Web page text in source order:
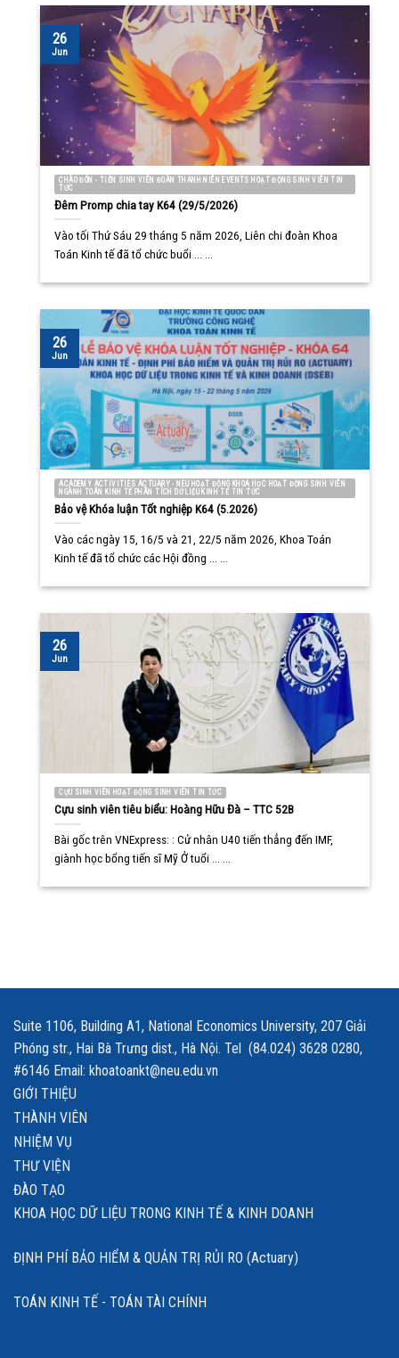
CHÀO ĐÓN - TIỄN SINH VIÊN ĐOÀN THANH NIÊN EVENTS HOẠT ĐỘNG SINH VIÊN TIN
TỨC
Đêm Promp chia tay K64 (29/5/2026)
Vào tối Thứ Sáu 29 tháng 5 năm 2026, Liên chi đoàn Khoa
Toán Kinh tế đã tổ chức buổi ... ...
26
Jun
ACADEMY ACTIVITIES ACTUARY - NEU HOẠT ĐỘNG KHOA HỌC HOẠT ĐỘNG SINH VIÊN
NGÀNH TOÁN KINH TẾ PHÂN TÍCH DỮ LIỆU KINH TẾ TIN TỨC
Bảo vệ Khóa luận Tốt nghiệp K64 (5.2026)
Vào các ngày 15, 16/5 và 21, 22/5 năm 2026, Khoa Toán
Kinh tế đã tổ chức các Hội đồng ... ...
26
Jun
CỰU SINH VIÊN HOẠT ĐỘNG SINH VIÊN TIN TỨC
Cựu sinh viên tiêu biểu: Hoàng Hữu Đà – TTC 52B
Bài gốc trên VNExpress: : Cử nhân U40 tiến thẳng đến IMF,
giành học bổng tiến sĩ Mỹ Ở tuổi ... ...
26
Jun
Suite 1106, Building A1, National Economics University, 207 Giải
Phóng str., Hai Bà Trưng dist., Hà Nội. Tel (84.024) 3628 0280,
#6146 Email: khoatoankt@neu.edu.vn
GIỚI THIỆU
THÀNH VIÊN
NHIỆM VỤ
THƯ VIỆN
ĐÀO TẠO
KHOA HỌC DỮ LIỆU TRONG KINH TẾ & KINH DOANH
ĐỊNH PHÍ BẢO HIỂM & QUẢN TRỊ RỦI RO (Actuary)
TOÁN KINH TẾ - TOÁN TÀI CHÍNH